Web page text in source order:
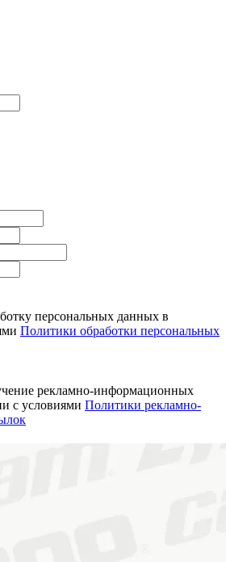
персональных данных в
Политики обработки персональных
рекламно-информационных
с условиями Политики рекламно-